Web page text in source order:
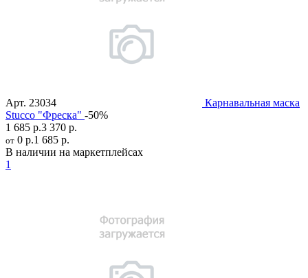
Арт. 23034
Карнавальная маска
Stucco "Фреска" -50%
1 685 р.3 370 р.
от 0 р.1 685 р.
В наличии на маркетплейсах
1